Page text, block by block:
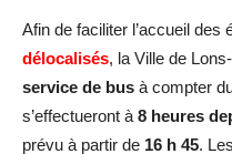
Afin de faciliter l’accueil des
délocalisés, la Ville de
service de bus à compter
s’effectueront à 8 heures
prévu à partir de 16 h 45.